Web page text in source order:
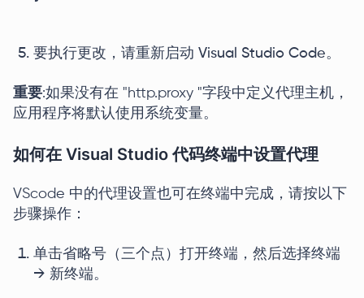
要执行更改，请重新启动 Visual Studio Code。
重要:如果没有在 "http.proxy "字段中定义代理主机，
应用程序将默认使用系统变量。
如何在 Visual Studio 代码终端中设置代理
VScode 中的代理设置也可在终端中完成，请按以下
步骤操作：
单击省略号（三个点）打开终端，然后选择终端
→ 新终端。